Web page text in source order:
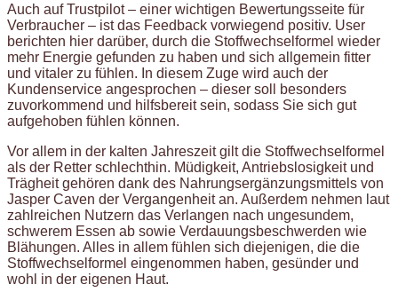
Auch auf Trustpilot – einer wichtigen Bewertungsseite für
Verbraucher – ist das Feedback vorwiegend positiv. User
berichten hier darüber, durch die Stoffwechselformel wieder
mehr Energie gefunden zu haben und sich allgemein fitter
und vitaler zu fühlen. In diesem Zuge wird auch der
Kundenservice angesprochen – dieser soll besonders
zuvorkommend und hilfsbereit sein, sodass Sie sich gut
aufgehoben fühlen können.
Vor allem in der kalten Jahreszeit gilt die Stoffwechselformel
als der Retter schlechthin. Müdigkeit, Antriebslosigkeit und
Trägheit gehören dank des Nahrungsergänzungsmittels von
Jasper Caven der Vergangenheit an. Außerdem nehmen laut
zahlreichen Nutzern das Verlangen nach ungesundem,
schwerem Essen ab sowie Verdauungsbeschwerden wie
Blähungen. Alles in allem fühlen sich diejenigen, die die
Stoffwechselformel eingenommen haben, gesünder und
wohl in der eigenen Haut.